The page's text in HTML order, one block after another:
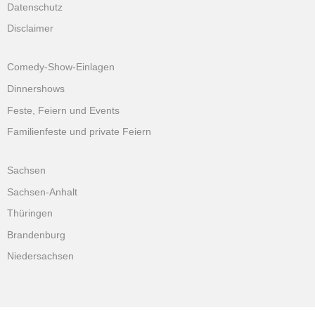
Datenschutz
Disclaimer
Comedy-Show-Einlagen
Dinnershows
Feste, Feiern und Events
Familienfeste und private Feiern
Sachsen
Sachsen-Anhalt
Thüringen
Brandenburg
Niedersachsen